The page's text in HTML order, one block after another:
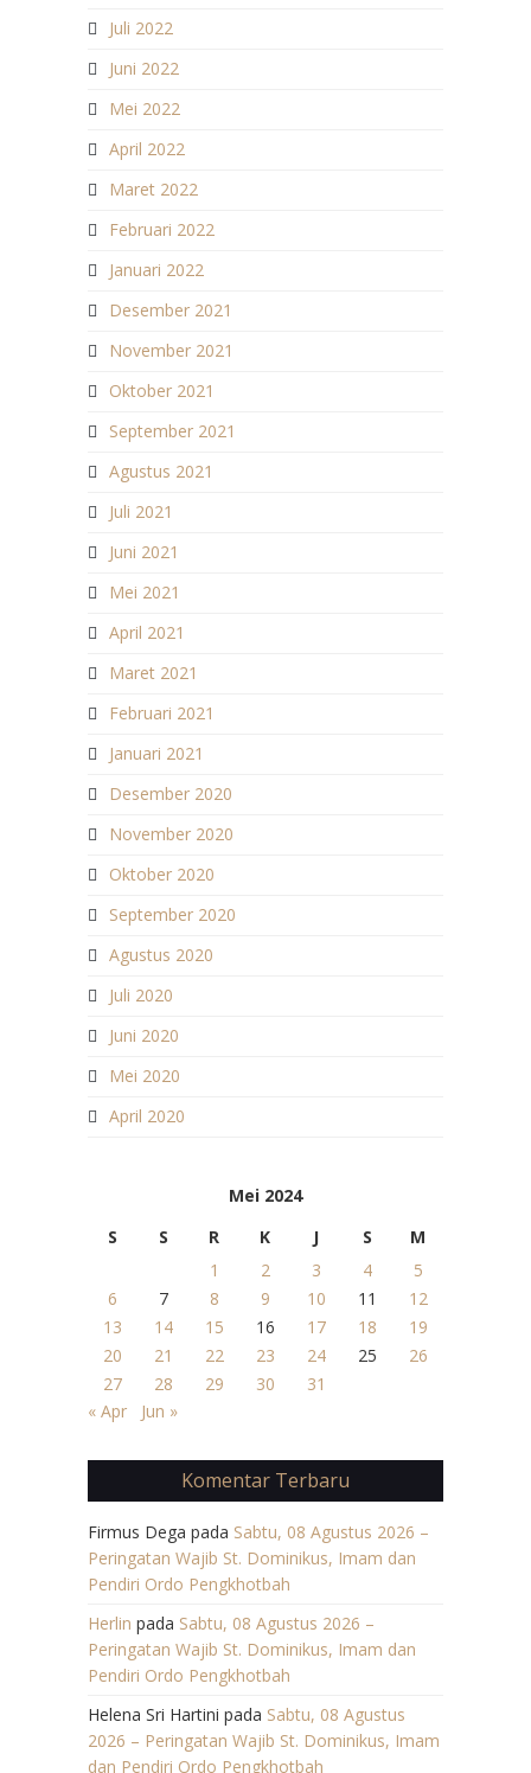
Juli 2022
Juni 2022
Mei 2022
April 2022
Maret 2022
Februari 2022
Januari 2022
Desember 2021
November 2021
Oktober 2021
September 2021
Agustus 2021
Juli 2021
Juni 2021
Mei 2021
April 2021
Maret 2021
Februari 2021
Januari 2021
Desember 2020
November 2020
Oktober 2020
September 2020
Agustus 2020
Juli 2020
Juni 2020
Mei 2020
April 2020
Mei 2024
S
S R K J S
M
1
2 3 4
5
6
7 8 9 10 11
12
13
14 15 16 17 18
19
20
21 22 23 24 25
26
27
28 29 30
31
« Apr
Jun »
Komentar Terbaru
Firmus Dega pada Sabtu, 08 Agustus 2026 –
Peringatan Wajib St. Dominikus, Imam dan
Pendiri Ordo Pengkhotbah
Herlin pada Sabtu, 08 Agustus 2026 –
Peringatan Wajib St. Dominikus, Imam dan
Pendiri Ordo Pengkhotbah
Helena Sri Hartini pada Sabtu, 08 Agustus
2026 – Peringatan Wajib St. Dominikus, Imam
dan Pendiri Ordo Pengkhotbah